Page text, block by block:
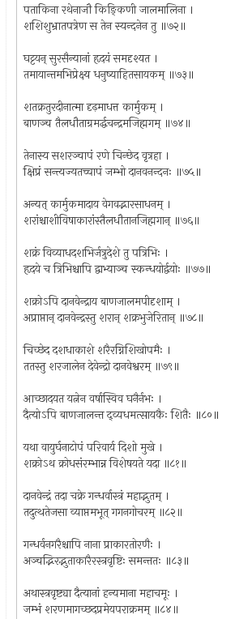
पताकिना रथेनाजौ किङ्किणी जालमालिना ।
शशिशुभ्रातपत्रेण स तेन स्यन्दनेन तु ॥७२॥
घट्टयन् सुरसैन्यानां हृदयं समदृश्यत ।
तमायान्तमभिप्रेक्ष्य धनुष्याहितसायकम् ॥७३॥
शतक्रतुरदीनात्मा दृढ़माधत्त कार्मुकम् ।
बाणञ्च तैलधौताग्रमर्द्धचन्द्रमजिह्मगम् ॥७४॥
तेनास्य सशरञ्चापं रणे चिन्छेद वृत्रहा ।
क्षिप्रं सन्त्यज्यतच्चापं जम्भो दानवनन्दनः ॥७५॥
अन्यत् कार्मुकमादाय वेगवद्भारसाधनम् ।
शरांश्चाशीविषाकारांस्तैलधौतानजिह्मगान् ॥७६॥
शक्रं विव्याधदशभिर्जत्रुदेशे तु पत्रिभिः ।
हृदये च त्रिभिश्चापि द्वाभ्याञ्च स्कन्धयोर्द्वयोः ॥७७॥
शक्रोऽपि दानवेन्द्राय बाणजालमपीदृशाम् ।
अप्राप्तान् दानवेन्द्रस्तु शरान् शक्रभुजेरितान् ॥७८॥
चिच्छेद दशधाकाशे शरैरग्निशिखोपमैः ।
ततस्तु शरजालेन देवेन्द्रो दानवेश्वरम् ॥७९॥
आच्छादयत यत्नेन वर्षास्विव घनैर्नभः ।
दैत्योऽपि बाणजालन्त द्व्यधमत्सायकैः शितैः ॥८०॥
यथा वायुर्घनाटोपं परिवार्य दिशो मुखे ।
शक्रोऽथ क्रोधसंरम्भान्न विशेषयते यदा ॥८१॥
दानवेन्द्रं तदा चक्रे गन्धर्वास्त्रं महाद्भुतम् ।
तदुत्थतेजसा व्याप्तमभूत् गगनगोचरम् ॥८२॥
गन्धर्वनगरैश्चापि नाना प्राकारतोरणैः ।
अञ्चद्भिरद्भुताकारैरस्त्रवृष्टिः समन्ततः ॥८३॥
अथास्त्रवृष्ट्या दैत्यानां हन्यमाना महाचमूः ।
जम्भं शरणमागच्छदप्रमेयपराक्रमम् ॥८४॥